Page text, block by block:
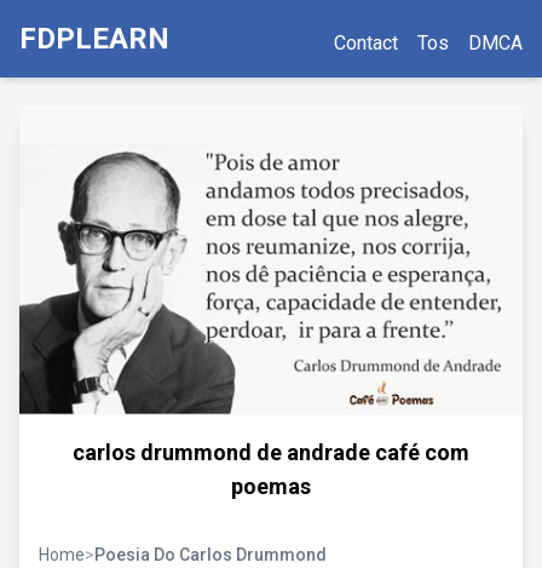
FDPLEARN Contact Tos DMCA
carlos drummond de andrade café com
poemas
Home>Poesia Do Carlos Drummond